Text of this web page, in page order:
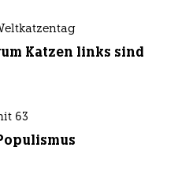
Katzen links sind
63